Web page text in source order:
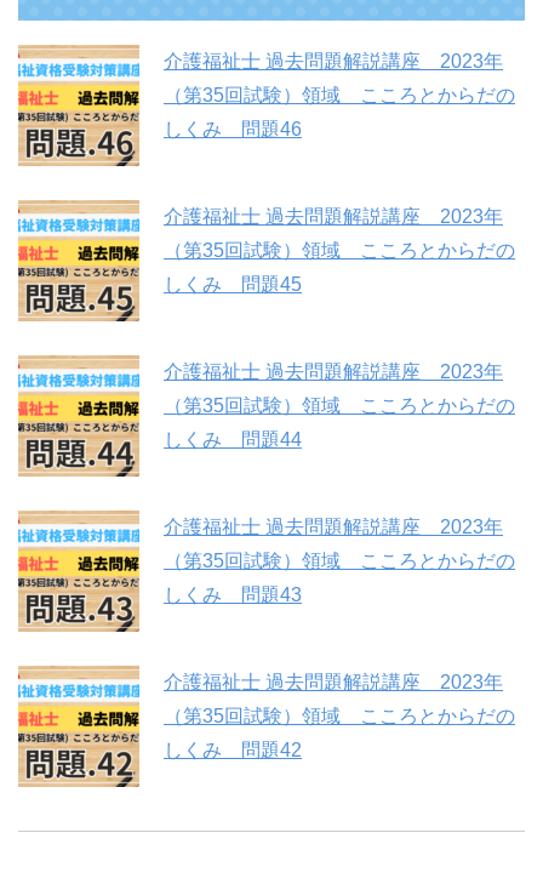
介護福祉士 過去問題解説講座 2023年
（第35回試験）領域 こころとからだの
しくみ 問題46
介護福祉士 過去問題解説講座 2023年
（第35回試験）領域 こころとからだの
しくみ 問題45
介護福祉士 過去問題解説講座 2023年
（第35回試験）領域 こころとからだの
しくみ 問題44
介護福祉士 過去問題解説講座 2023年
（第35回試験）領域 こころとからだの
しくみ 問題43
介護福祉士 過去問題解説講座 2023年
（第35回試験）領域 こころとからだの
しくみ 問題42